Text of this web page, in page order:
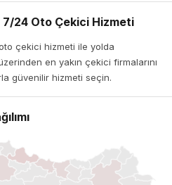
24 Oto Çekici Hizmeti
çekici hizmeti ile yolda
en yakın çekici firmalarını
güvenilir hizmeti seçin.